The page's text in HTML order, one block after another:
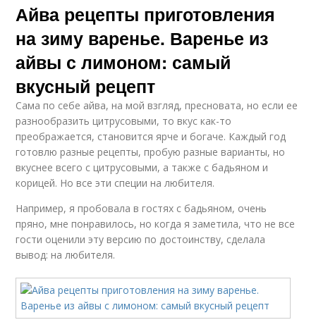
Айва рецепты приготовления
на зиму варенье. Варенье из
айвы с лимоном: самый
вкусный рецепт
Сама по себе айва, на мой взгляд, пресновата, но если ее
разнообразить цитрусовыми, то вкус как-то
преображается, становится ярче и богаче. Каждый год
готовлю разные рецепты, пробую разные варианты, но
вкуснее всего с цитрусовыми, а также с бадьяном и
корицей. Но все эти специи на любителя.
Например, я пробовала в гостях с бадьяном, очень
пряно, мне понравилось, но когда я заметила, что не все
гости оценили эту версию по достоинству, сделала
вывод: на любителя.